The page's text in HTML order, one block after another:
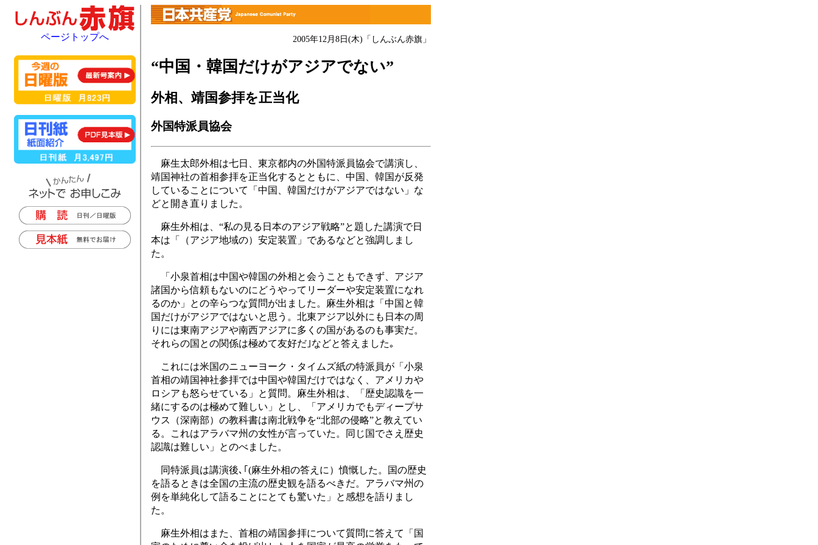
2005年12月8日(木) 「しんぶん赤旗」
“中国・韓国だけがアジアでない”
外相、靖国参拝を正当化
外国特派員協会
麻生太郎外相は七日、東京都内の外国特派員協会で講演し、
靖国神社の首相参拝を正当化するとともに、中国、韓国が反発
していることについて「中国、韓国だけがアジアではない」な
どと開き直りました。
麻生外相は、“私の見る日本のアジア戦略”と題した講演で日
本は「（アジア地域の）安定装置」であるなどと強調しまし
た。
「小泉首相は中国や韓国の外相と会うこともできず、アジア
諸国から信頼もないのにどうやってリーダーや安定装置になれ
るのか」との辛らつな質問が出ました。麻生外相は「中国と韓
国だけがアジアではないと思う。北東アジア以外にも日本の周
りには東南アジアや南西アジアに多くの国があるのも事実だ。
それらの国との関係は極めて友好だ｣などと答えました｡
これには米国のニューヨーク・タイムズ紙の特派員が「小泉
首相の靖国神社参拝では中国や韓国だけではなく、アメリカや
ロシアも怒らせている」と質問。麻生外相は、「歴史認識を一
緒にするのは極めて難しい」とし、「アメリカでもディープサ
ウス（深南部）の教科書は南北戦争を“北部の侵略”と教えてい
る。これはアラバマ州の女性が言っていた。同じ国でさえ歴史
認識は難しい」とのべました。
同特派員は講演後､｢(麻生外相の答えに）憤慨した。国の歴史
を語るときは全国の主流の歴史観を語るべきだ。アラバマ州の
例を単純化して語ることにとても驚いた」と感想を語りまし
た。
麻生外相はまた、首相の靖国参拝について質問に答えて「国
ページトップへ